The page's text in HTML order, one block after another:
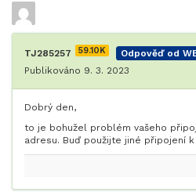
TJ285257 59.10K
Odpověď od
Publikováno 9. 3. 2023
Dobrý den,
to je bohužel problém vašeho
adresu. Buď použijte jiné připojení